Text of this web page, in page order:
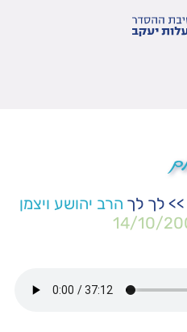
>> לך לך הרב יהושע ויצמן
14/10/